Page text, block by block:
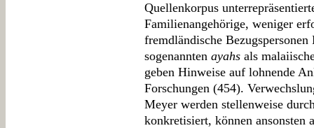
Quellenkorpus
Familienangehörige, weniger
fremdländische
sogenannten ayahs als
geben Hinweise auf lohnende
Forschungen (454).
Meyer werden stellenweise
konkretisiert, können ansonsten